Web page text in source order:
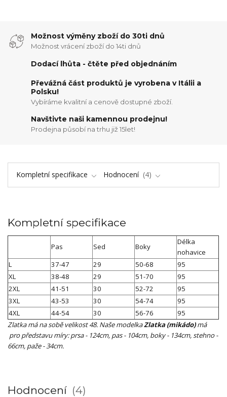
Možnost výměny zboží do 30ti dnů
Možnost vrácení zboží do 14ti dnů
Dodací lhůta - čtěte před objednáním
Převážná část produktů je vyrobena v Itálii a
Polsku!
Vybíráme kvalitní a cenově dostupné zboží.
Navštivte naši kamennou prodejnu!
Prodejna působí na trhu již 15let!
Kompletní specifikace Hodnocení 4
Kompletní specifikace
Pas Sed Boky
Délka
nohavice
L
37-47 29 50-68
95
XL
38-48 29 51-70
95
2XL
41-51 30 52-72
95
3XL
43-53 30 54-74
95
4XL
44-54 30 56-76
95
Zlatka má na sobě velikost 48. Naše modelkaZlatka (mikádo)má
pro představu míry: prsa - 124cm, pas - 104cm, boky - 134cm, stehno -
66cm, paže - 34cm.
Hodnocení 4